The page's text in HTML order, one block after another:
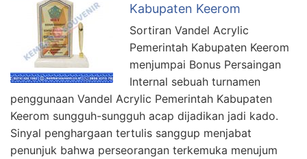
Kabupaten Keerom
Sortiran Vandel Acrylic
Pemerintah Kabupaten Keerom
menjumpai Bonus Persaingan
Internal sebuah turnamen
penggunaan Vandel Acrylic Pemerintah Kabupaten
Keerom sungguh-sungguh acap dijadikan jadi kado.
Sinyal penghargaan tertulis sanggup menjabat
penunjuk bahwa perseorangan terkemuka menujum